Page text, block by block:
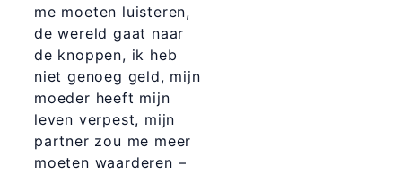
me moeten luisteren,
de wereld gaat naar
de knoppen, ik heb
niet genoeg geld, mijn
moeder heeft mijn
leven verpest, mijn
partner zou me meer
moeten waarderen –